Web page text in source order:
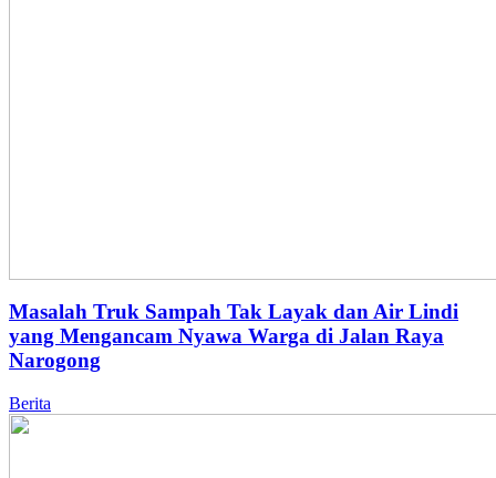
Masalah Truk Sampah Tak Layak dan Air Lindi
yang Mengancam Nyawa Warga di Jalan Raya
Narogong
Berita